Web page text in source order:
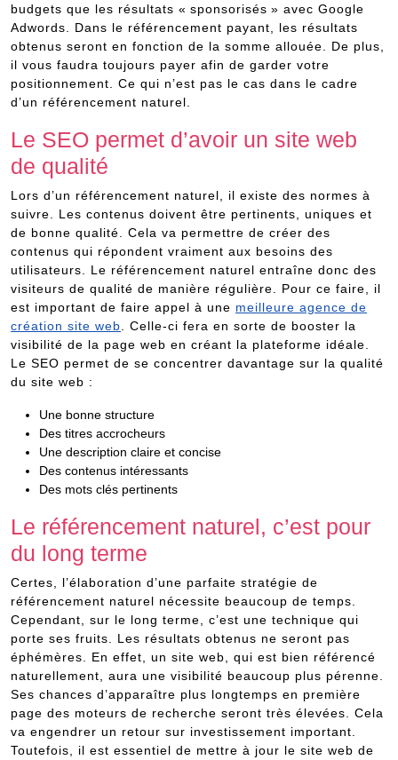
budgets que les résultats « sponsorisés » avec Google
Adwords. Dans le référencement payant, les résultats
obtenus seront en fonction de la somme allouée. De plus,
il vous faudra toujours payer afin de garder votre
positionnement. Ce qui n’est pas le cas dans le cadre
d’un référencement naturel.
Le SEO permet d’avoir un site web
de qualité
Lors d’un référencement naturel, il existe des normes à
suivre. Les contenus doivent être pertinents, uniques et
de bonne qualité. Cela va permettre de créer des
contenus qui répondent vraiment aux besoins des
utilisateurs. Le référencement naturel entraîne donc des
visiteurs de qualité de manière régulière. Pour ce faire, il
est important de faire appel à une meilleure agence de
création site web . Celle-ci fera en sorte de booster la
visibilité de la page web en créant la plateforme idéale.
Le SEO permet de se concentrer davantage sur la qualité
du site web :
Une bonne structure
Des titres accrocheurs
Une description claire et concise
Des contenus intéressants
Des mots clés pertinents
Le référencement naturel, c’est pour
du long terme
Certes, l’élaboration d’une parfaite stratégie de
référencement naturel nécessite beaucoup de temps.
Cependant, sur le long terme, c’est une technique qui
porte ses fruits. Les résultats obtenus ne seront pas
éphémères. En effet, un site web, qui est bien référencé
naturellement, aura une visibilité beaucoup plus pérenne.
Ses chances d’apparaître plus longtemps en première
page des moteurs de recherche seront très élevées. Cela
va engendrer un retour sur investissement important.
Toutefois, il est essentiel de mettre à jour le site web de